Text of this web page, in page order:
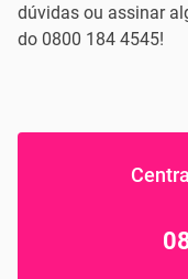
dúvidas ou assinar
do 0800 184 4545!